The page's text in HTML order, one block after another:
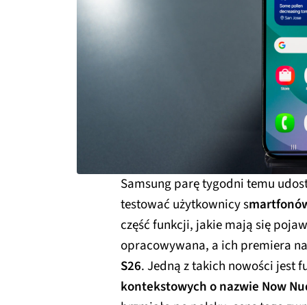
Samsung parę tygodni temu
testować użytkownicy s
część funkcji, jakie mają się
opracowywana, a ich premiera
S26. Jedną z takich nowości jest
kontekstowych o nazwie Now